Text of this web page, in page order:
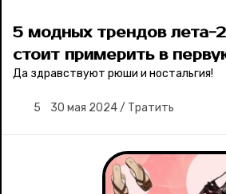
5 модных трендов лета-
стоит примерить в
Да здравствуют рюши и ностальгия!
5 30 мая 2024/ Тратить